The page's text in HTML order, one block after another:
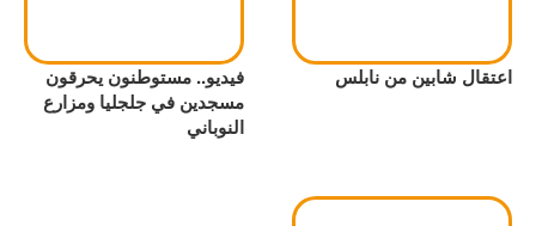
اعتقال شابين من نابلس
فيديو.. مستوطنون يحرقون
مسجدين في جلجليا ومزارع
النوباني